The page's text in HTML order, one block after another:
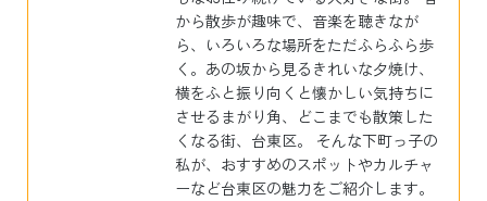
から散歩が趣味で、音楽を聴きなが
ら、いろいろな場所をただふらふら歩
く。あの坂から見るきれいな夕焼け、
横をふと振り向くと懐かしい気持ちに
させるまがり角、どこまでも散策した
くなる街、台東区。 そんな下町っ子の
私が、おすすめのスポットやカルチャ
ーなど台東区の魅力をご紹介します。